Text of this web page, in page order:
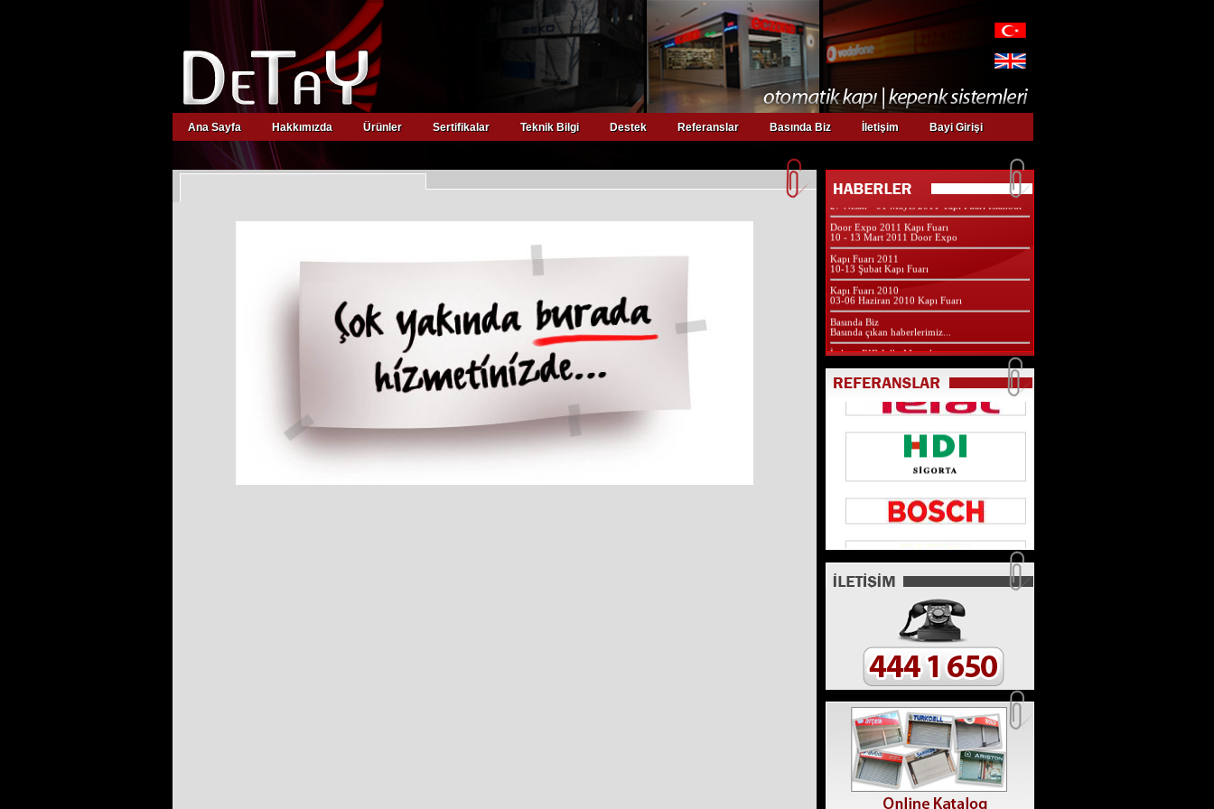
Ana Sayfa Hakkımızda Ürünler Sertifikalar Teknik Bilgi Destek Referanslar Basında Biz İletişim Bayi Girişi
Web sayfamız yeni yüzü ile yayında
Yapı Fuarındayız
27 Nisan - 01 Mayıs 2011 Yapı Fuarı İstanbul
Door Expo 2011 Kapı Fuarı
10 - 13 Mart 2011 Door Expo
Kapı Fuarı 2011
10-13 Şubat Kapı Fuarı
Kapı Fuarı 2010
03-06 Haziran 2010 Kapı Fuarı
Basında Biz
Basında çıkan haberlerimiz...
İtalyan RIB Jolly Motorlar
Santral Motorlar ve Teknik Özellikleri
Çok yakında bayi girişimiz açılacaktır...